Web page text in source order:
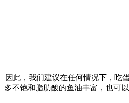
此，我们建议在任何情况下，吃
不饱和脂肪酸的鱼油丰富，也可